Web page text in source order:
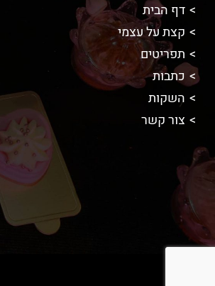
דף הבית
קצת על עצמי
תפריטים
כתבות
השקות
צור קשר